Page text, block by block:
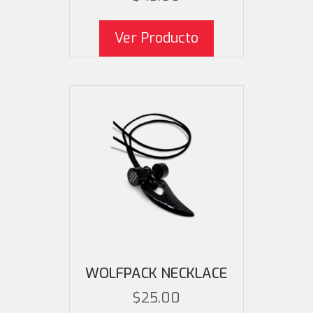
Ver Producto
WOLFPACK NECKLACE
$25.00